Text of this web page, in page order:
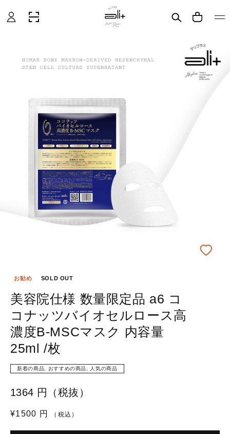
グ
イ
CART
お勧め SOLD OUT
美容院仕様 数量限定品 a6 コ
コナッツバイオセルロース高
濃度B-MSCマスク 内容量
25ml /枚
新着の商品, おすすめの商品, 人気の商品
1364 円（税抜）
通
¥1500 円 （税込）